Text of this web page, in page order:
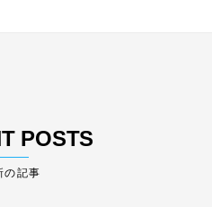
POSTS
の記事